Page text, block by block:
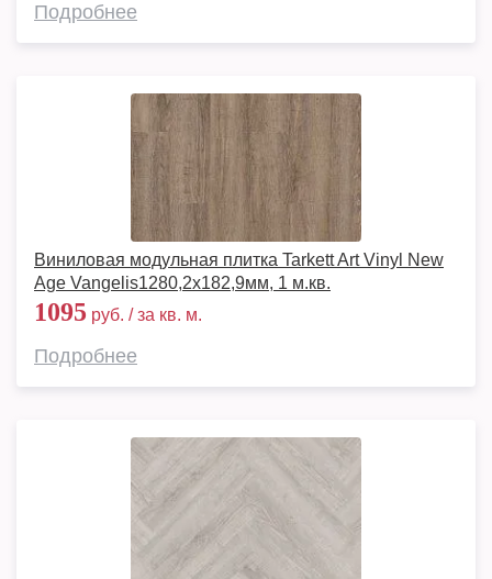
Подробнее
Виниловая модульная плитка Tarkett Art Vinyl New
Age Vangelis1280,2х182,9мм, 1 м.кв.
1095 руб. / за кв. м.
Подробнее